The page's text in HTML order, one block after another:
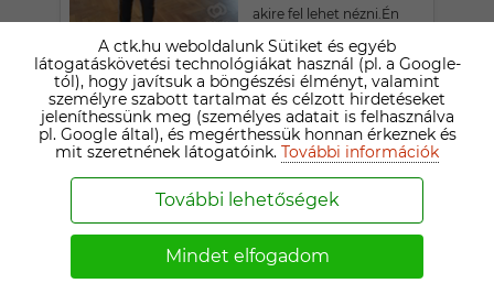
akire fel lehet nézni.Én
nagyon jó kedélyű vagyok
ha a partnerem is olyan,
szeretek utazni kirándulni
fürödni, úszni, táncolni,
szinte mindenféle zenét
szeretek, és minden olyan
elfoglaltságot ami mind
kettönknek jó lehet . Ha
van szimpátia és megvan
a szikra akkor semminek
nem vagyok az elrontoja.
A ctk.hu weboldalunk Sütiket és egyéb
látogatáskövetési technológiákat használ (pl. a Google-
tól), hogy javítsuk a böngészési élményt, valamint
személyre szabott tartalmat és célzott hirdetéseket
jeleníthessünk meg (személyes adatait is felhasználva
pl. Google által), és megérthessük honnan érkeznek és
mit szeretnének látogatóink. További információk
További lehetőségek
Mindet elfogadom